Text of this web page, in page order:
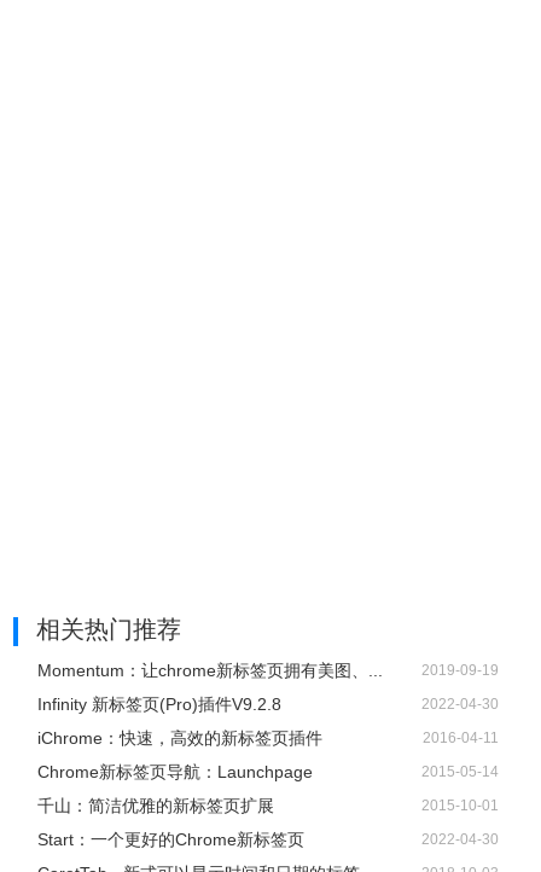
相关热门推荐
Momentum：让chrome新标签页拥有美图、... 2019-09-19
Infinity 新标签页(Pro)插件V9.2.8 2022-04-30
iChrome：快速，高效的新标签页插件 2016-04-11
Chrome新标签页导航：Launchpage 2015-05-14
千山：简洁优雅的新标签页扩展 2015-10-01
Start：一个更好的Chrome新标签页 2022-04-30